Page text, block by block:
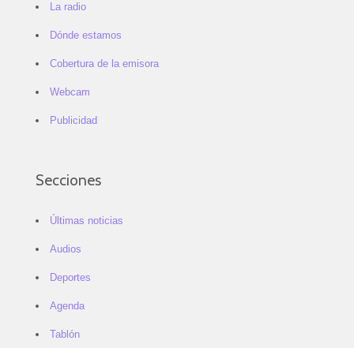
La radio
Dónde estamos
Cobertura de la emisora
Webcam
Publicidad
Secciones
Últimas noticias
Audios
Deportes
Agenda
Tablón